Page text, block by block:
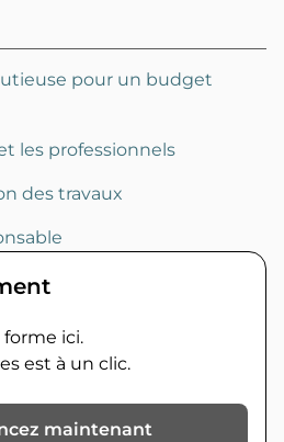
pour un budget
les professionnels
des travaux
ici.
est à un clic.
maintenant